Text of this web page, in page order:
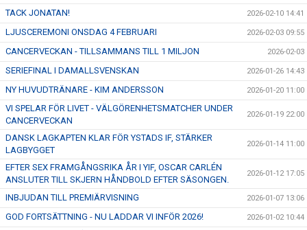
TACK JONATAN! 2026-02-10 14:41
LJUSCEREMONI ONSDAG 4 FEBRUARI 2026-02-03 09:55
CANCERVECKAN - TILLSAMMANS TILL 1 MILJON 2026-02-03
SERIEFINAL I DAMALLSVENSKAN 2026-01-26 14:43
NY HUVUDTRÄNARE - KIM ANDERSSON 2026-01-20 11:00
VI SPELAR FÖR LIVET - VÄLGÖRENHETSMATCHER UNDER
CANCERVECKAN
2026-01-19 22:00
DANSK LAGKAPTEN KLAR FÖR YSTADS IF, STÄRKER
LAGBYGGET
2026-01-14 11:00
EFTER SEX FRAMGÅNGSRIKA ÅR I YIF, OSCAR CARLÉN
ANSLUTER TILL SKJERN HÅNDBOLD EFTER SÄSONGEN.
2026-01-12 17:05
INBJUDAN TILL PREMIÄRVISNING 2026-01-07 13:06
GOD FORTSÄTTNING - NU LADDAR VI INFÖR 2026! 2026-01-02 10:44